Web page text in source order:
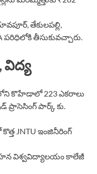
తేకులపల్లి,
తీసుకువచ్చారు.
కొహేడాలో 223 ఎకరాలు
ప్రాసెసింగ్ పార్క్ కు.
JNTU ఇంజినీరింగ్
విశ్వవిద్యాలయం కాలేజీ